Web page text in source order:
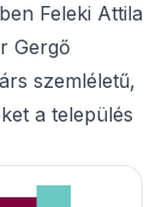
Feleki Attila
Gergő
szemléletű,
a település